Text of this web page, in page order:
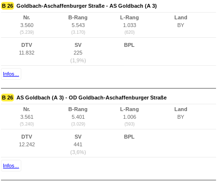
B 26 Goldbach-Aschaffenburger Straße - AS Goldbach (A 3)
Nr.
3.560
(5.239)
B-Rang
5.543
(3.170)
L-Rang
1.033
(620)
Land
BY
DTV
11.832
SV
225
(1,9%)
BPL
Infos...
B 26 AS Goldbach (A 3) - OD Goldbach-Aschaffenburger Straße
Nr.
3.561
(5.240)
B-Rang
5.401
(3.029)
L-Rang
1.006
(593)
Land
BY
DTV
12.242
SV
441
(3,6%)
BPL
Infos...